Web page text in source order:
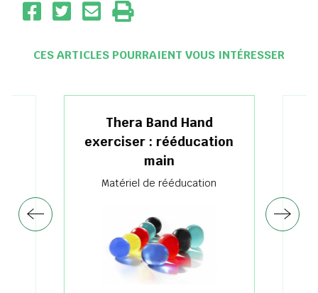
CES ARTICLES POURRAIENT VOUS INTÉRESSER
Thera Band Hand
exerciser : rééducation
main
Matériel de rééducation